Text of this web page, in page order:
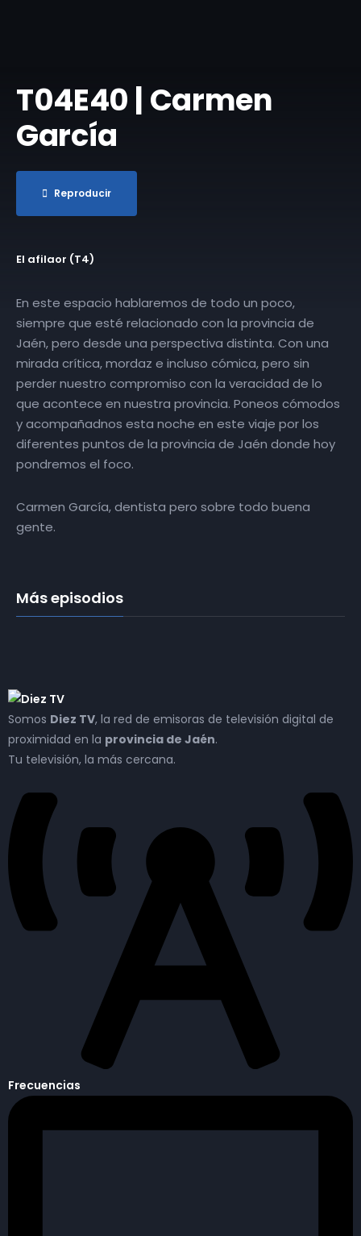
​T04E40 | Carmen
García
Reproducir
El afilaor (T4)
En este espacio hablaremos de todo un poco,
siempre que esté relacionado con la provincia de
Jaén, pero desde una perspectiva distinta. Con una
mirada crítica, mordaz e incluso cómica, pero sin
perder nuestro compromiso con la veracidad de lo
que acontece en nuestra provincia. Poneos cómodos
y acompañadnos esta noche en este viaje por los
diferentes puntos de la provincia de Jaén donde hoy
pondremos el foco.
Carmen García, dentista pero sobre todo buena
gente.
Más episodios
Somos Diez TV, la red de emisoras de televisión digital de
proximidad en la provincia de Jaén.
Tu televisión, la más cercana.
Frecuencias